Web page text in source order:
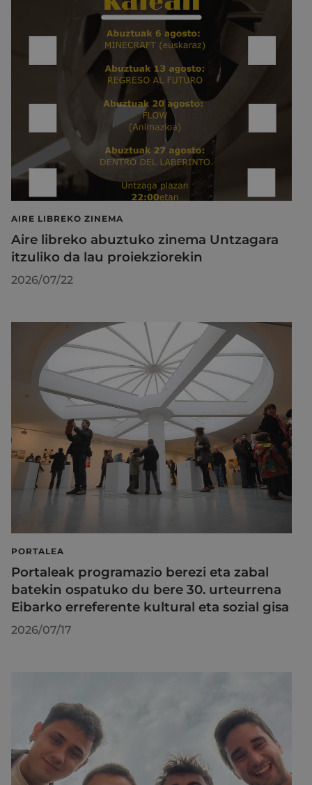
AIRE LIBREKO ZINEMA
Aire libreko abuztuko zinema Untzagara
itzuliko da lau proiekziorekin
2026/07/22
PORTALEA
Portaleak programazio berezi eta zabal
batekin ospatuko du bere 30. urteurrena
Eibarko erreferente kultural eta sozial gisa
2026/07/17